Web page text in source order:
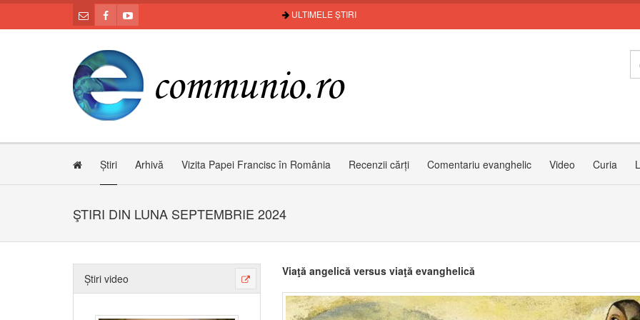
ULTIMELE ȘTIRI
Știri Arhivă Vizita Papei Francisc în România Recenzii cărți Comentariu evanghelic Video Curia
ŞTIRI DIN LUNA SEPTEMBRIE 2024
Știri video
Viaţă angelică versus viaţă evanghelică